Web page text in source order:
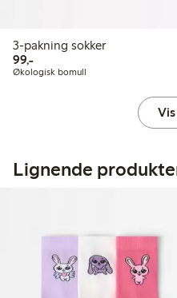
3-pakning sokker
99,-99,00 kr
Økologisk bomull
Lignende